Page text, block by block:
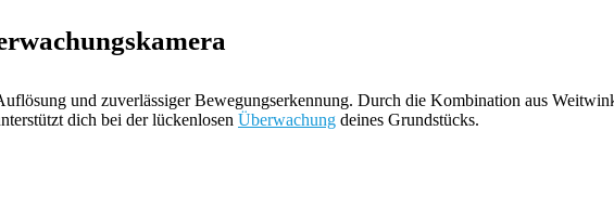
und zuverlässiger Bewegungserkennung. Durch die Kombination aus
dich bei der lückenlosen Überwachung deines Grundstücks.